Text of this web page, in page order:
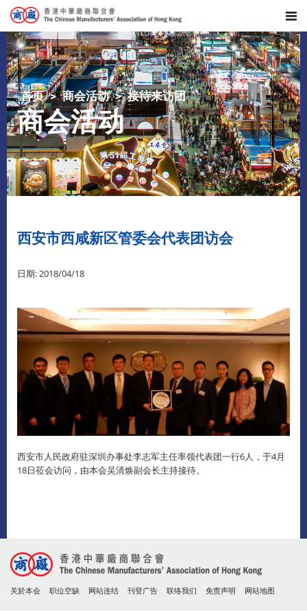
首页 商会活动 接待来访团
商会活动
西安市西咸新区管委会代表团访会
日期: 2018/04/18
西安市人民政府驻深圳办事处李志军主任率领代表团一行6人，于4月
18日莅会访问，由本会吴清焕副会长主持接待。
关於本会 职位空缺 网站连结 刊登广告 联络我们 免责声明 网站地图